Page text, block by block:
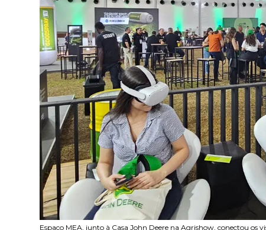
Espaço MEA, junto à Casa John Deere na Agrishow, conectou